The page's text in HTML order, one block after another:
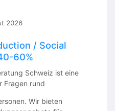
2026
/ Social
60%
Schweiz ist eine
Fragen rund
Wir bieten